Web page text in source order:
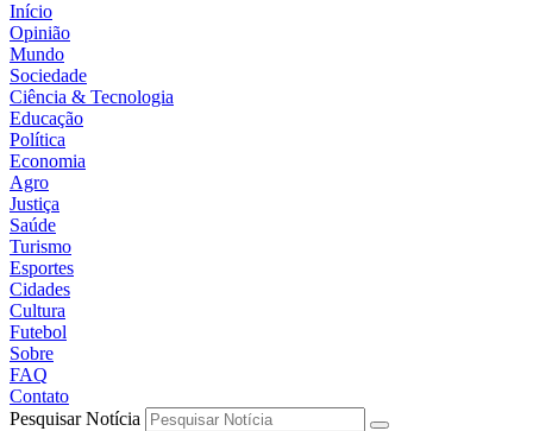
Início
Opinião
Mundo
Sociedade
Ciência & Tecnologia
Educação
Política
Economia
Agro
Justiça
Saúde
Turismo
Esportes
Cidades
Cultura
Futebol
Sobre
FAQ
Contato
Pesquisar Notícia